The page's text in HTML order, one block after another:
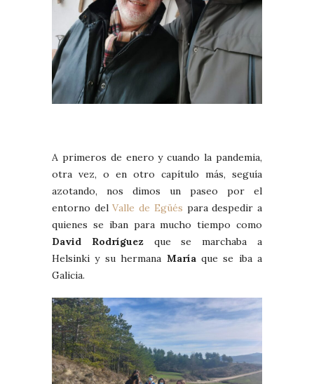
A primeros de enero y cuando la pandemia,
otra vez, o en otro capítulo más, seguía
azotando, nos dimos un paseo por el
entorno delValle de Egüés para despedir a
quienes se iban para mucho tiempo como
David Rodríguezque se marchaba a
Helsinki y su hermana Maríaque se iba a
Galicia.